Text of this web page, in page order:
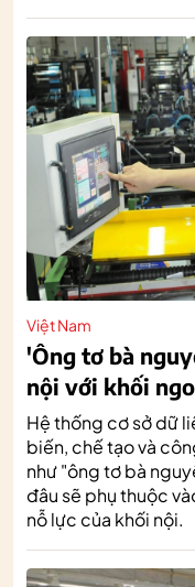
Việt Nam
'Ông tơ bà
nội với khối
Hệ thống cơ sở dữ
biến, chế tạo và
như "ông tơ bà
đâu sẽ phụ thuộc
nỗ lực của khối nội.